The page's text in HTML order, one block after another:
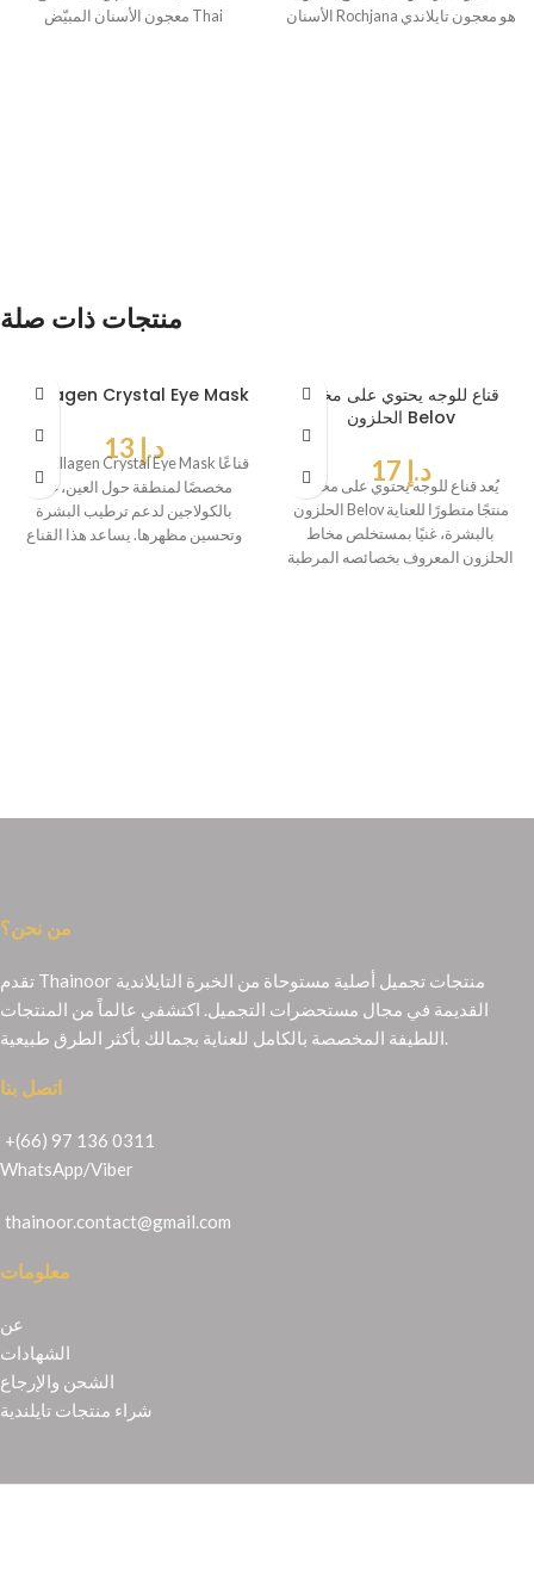
معجون الأسنان المبيّض Thai
الأسنان Rochjana هو معجون تايلاندي
منتجات ذات صلة
Collagen Crystal Eye Mask
د.إ
مخصصًا لمنطقة حول العين، غنيًا
بالكولاجين لدعم ترطيب البشرة
وتحسين مظهرها. يساعد هذا القناع
قناع للوجه يحتوي على مخاط
الحلزون Belov
د.إ
يُعد قناع للوجه يحتوي على مخاط
الحلزون Belov منتجًا متطورًا للعناية
بالبشرة، غنيًا بمستخلص مخاط
الحلزون المعروف بخصائصه المرطبة
من نحن؟
تقدم Thainoor منتجات تجميل أصلية مستوحاة من الخبرة التايلاندية
القديمة في مجال مستحضرات التجميل. اكتشفي عالماً من المنتجات
اللطيفة المخصصة بالكامل للعناية بجمالك بأكثر الطرق طبيعية.
اتصل بنا
+(66) 97 136 0311
WhatsApp/Viber
thainoor.contact@gmail.com
معلومات
عن
الشهادات
الشحن والإرجاع
شراء منتجات تايلندية